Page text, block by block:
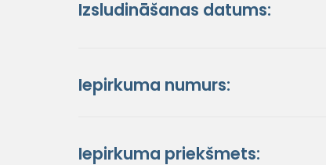
Izsludināšanas datums:
Iepirkuma numurs:
Iepirkuma priekšmets: